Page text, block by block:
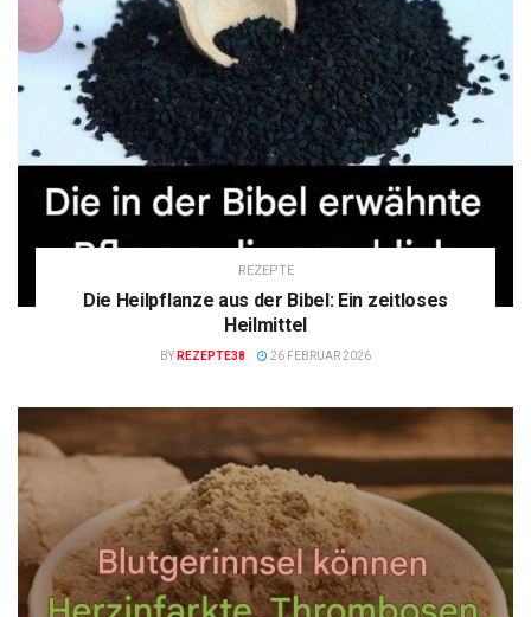
REZEPTE
Die Heilpflanze aus der Bibel: Ein zeitloses
Heilmittel
BY REZEPTE38 26 FEBRUAR 2026